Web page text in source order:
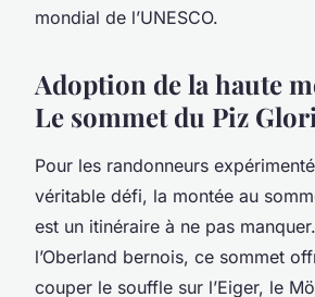
mondial de l’UNESCO.
Adoption de la haute
Le sommet du Piz
Pour les randonneurs
véritable défi, la montée au
est un itinéraire à ne pas
l’Oberland bernois, ce sommet
couper le souffle sur l’Eiger, le